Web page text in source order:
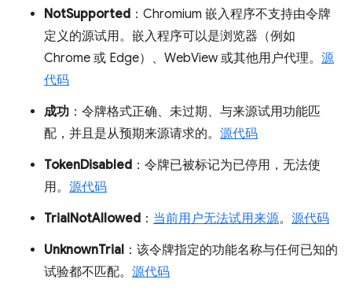
NotSupported ：Chromium 嵌入程序不支持由令牌
定义的源试用。嵌入程序可以是浏览器（例如
Chrome 或 Edge）、WebView 或其他用户代理。 源
代码
成功 ：令牌格式正确、未过期、与来源试用功能匹
配，并且是从预期来源请求的。 源代码
TokenDisabled ：令牌已被标记为已停用，无法使
用。 源代码
TrialNotAllowed ： 当前用户无法试用来源。 源代码
UnknownTrial ：该令牌指定的功能名称与任何已知的
试验都不匹配。 源代码